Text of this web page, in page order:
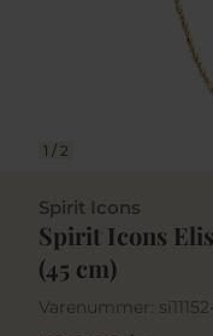
1 / 2
Spirit Icons
Spirit Icons
(45 cm)
Varenummer: